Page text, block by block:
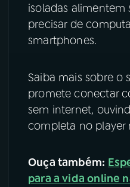
isoladas alimentem
precisar de
smartphones.
Saiba mais sobre o
promete conectar
sem internet,
completa no
Ouça também:
para a vida online